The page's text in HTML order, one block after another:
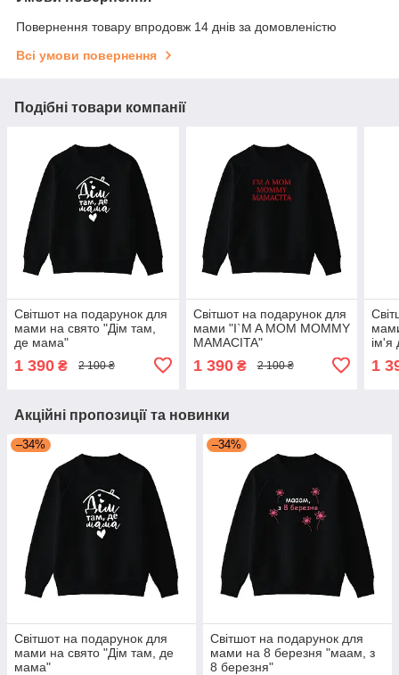
Повернення товару впродовж 14 днів за домовленістю
Всі умови повернення
Подібні товари компанії
Світшот на подарунок для
мами на свято "Дім там,
де мама"
1 390 ₴ 2 100 ₴
Світшот на подарунок для
мами "I`M A MOM MOMMY
MAMACITA"
1 390₴ 2 100 ₴
ім'я
1
Акційні пропозиції та новинки
–34%
Світшот на подарунок для
мами на свято "Дім там, де
мама"
–34%
Світшот на подарунок для
мами на 8 березня "маам, з
8 березня"